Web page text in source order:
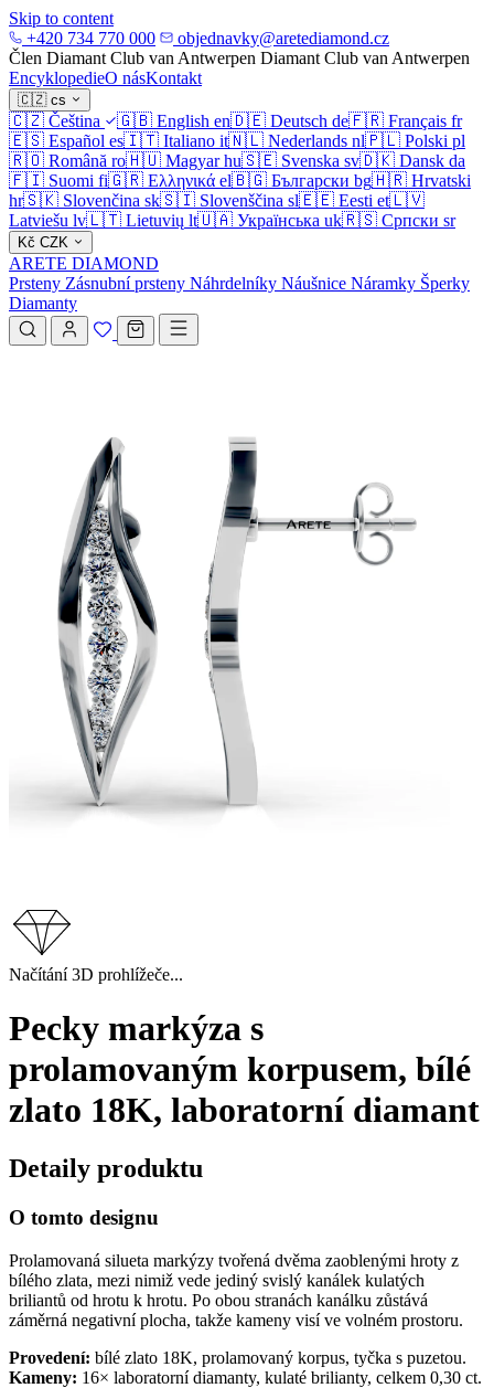
Skip to content
+420 734 770 000
objednavky@aretediamond.cz
Člen Diamant Club van Antwerpen Diamant Club van Antwerpen
EncyklopedieO násKontakt
🇨🇿 cs
🇨🇿 Čeština 🇬🇧 English en🇩🇪 Deutsch de🇫🇷 Français fr
🇪🇸 Español es🇮🇹 Italiano it🇳🇱 Nederlands nl🇵🇱 Polski pl
🇷🇴 Română ro🇭🇺 Magyar hu🇸🇪 Svenska sv🇩🇰 Dansk da
🇫🇮 Suomi fi🇬🇷 Ελληνικά el🇧🇬 Български bg🇭🇷 Hrvatski
hr🇸🇰 Slovenčina sk🇸🇮 Slovenščina sl🇪🇪 Eesti et🇱🇻
Latviešu lv🇱🇹 Lietuvių lt🇺🇦 Українська uk🇷🇸 Српски sr
Kč CZK
ARETE DIAMOND
Prsteny Zásnubní prsteny Náhrdelníky Náušnice Náramky Šperky
Diamanty
Načítání 3D prohlížeče...
Pecky markýza s
prolamovaným korpusem, bílé
zlato 18K, laboratorní diamant
Detaily produktu
O tomto designu
Prolamovaná silueta markýzy tvořená dvěma zaoblenými hroty z
bílého zlata, mezi nimiž vede jediný svislý kanálek kulatých
briliantů od hrotu k hrotu. Po obou stranách kanálku zůstává
záměrná negativní plocha, takže kameny visí ve volném prostoru.
Provedení: bílé zlato 18K, prolamovaný korpus, tyčka s puzetou.
Kameny: 16× laboratorní diamanty, kulaté brilianty, celkem 0,30 ct.